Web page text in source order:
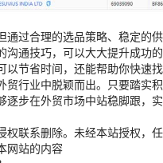
通过合理的选品策略、稳定的供
沟通技巧，可以大大提升成功的
以节省时间，还能帮助你快速找
贸行业中脱颖而出。只要踏实积
逐步在外贸市场中站稳脚跟，实
权联系删除。未经本站授权，任
网站的内容